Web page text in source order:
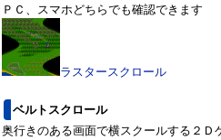
ＰＣ、スマホどちらでも確認できます
ラスタースクロール
ベルトスクロール
奥行きのある画面で横スクールする２